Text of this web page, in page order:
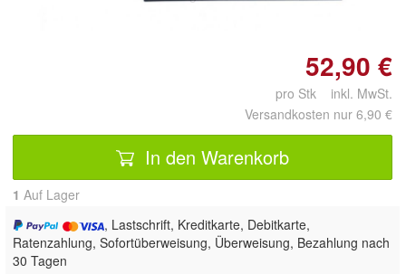
52,90 €
pro Stk inkl. MwSt.
Versandkosten nur 6,90 €
In den Warenkorb
1 Auf Lager
, Lastschrift, Kreditkarte, Debitkarte,
Ratenzahlung, Sofortüberweisung, Überweisung, Bezahlung nach
30 Tagen